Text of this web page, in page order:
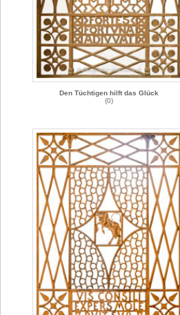
Den Tüchtigen hilft das Glück
(0)